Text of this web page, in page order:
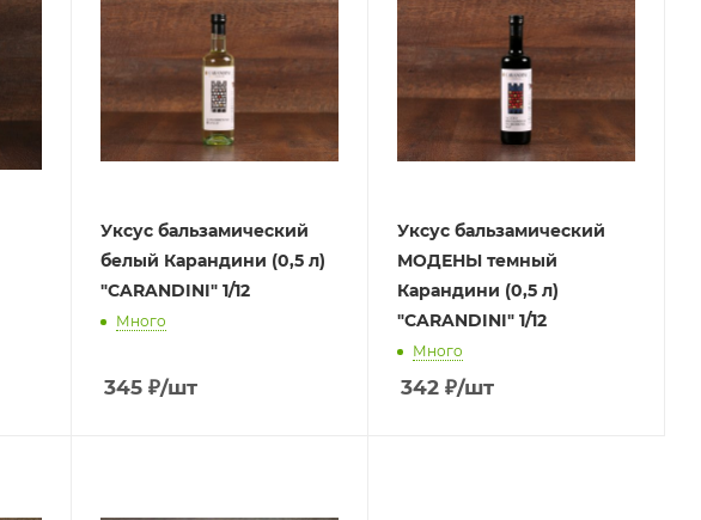
Уксус бальзамический
белый Карандини (0,5 л)
"CARANDINI" 1/12
Много
345₽/шт
Уксус бальзамический
МОДЕНЫ темный
Карандини (0,5 л)
"CARANDINI" 1/12
Много
342₽/шт